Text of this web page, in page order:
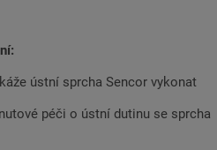
ústní sprcha Sencor vykonat
péči o ústní dutinu se sprcha